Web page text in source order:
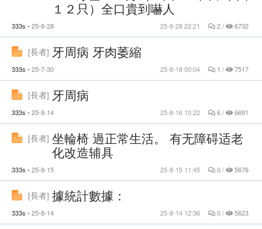
１２只）全口貴到嚇人
333s 25-8-28 2 / 6732
25-8-28 22:21
[長者] 牙周病 牙肉萎縮
333s 25-7-30 1 / 7517
25-8-18 00:04
[長者] 牙周病
333s 25-8-14 6 / 6691
25-8-16 10:22
[長者] 坐輪椅 過正常生活。 有无障碍适老
化改造辅具
333s 25-8-15 0 / 5676
25-8-15 11:45
[長者] 據統計數據：
333s 25-8-14 0 / 5623
25-8-14 12:36